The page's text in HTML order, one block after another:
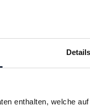
Details
enthalten, welche
unterworfen, wie
Grafik zeigt:
Jahr 2014 wurde…